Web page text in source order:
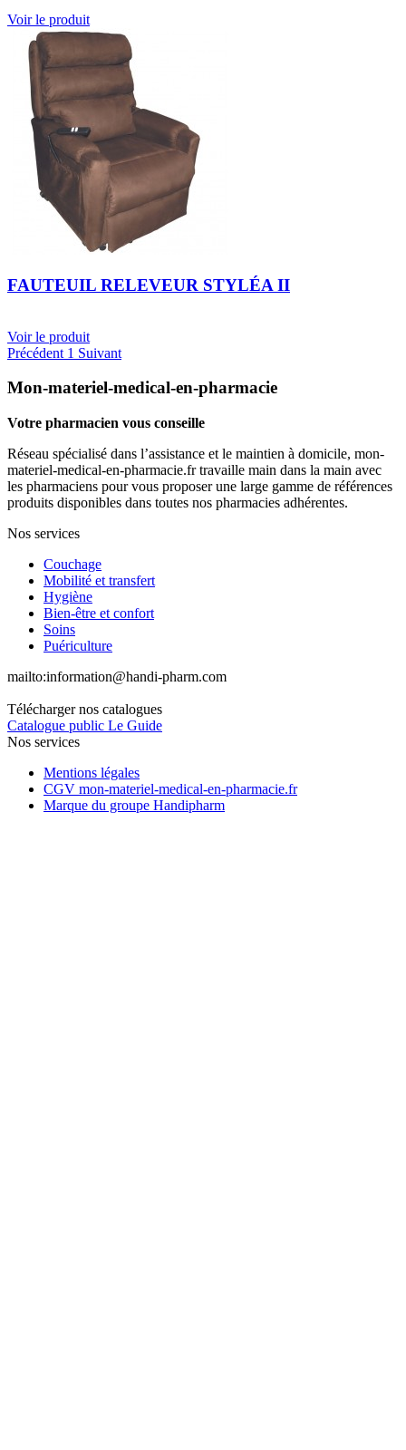
Voir le produit
FAUTEUIL RELEVEUR STYLÉA II
Voir le produit
Précédent 1 Suivant
Mon-materiel-medical-en-pharmacie
Votre pharmacien vous conseille
Réseau spécialisé dans l’assistance et le maintien à domicile, mon-
materiel-medical-en-pharmacie.fr travaille main dans la main avec
les pharmaciens pour vous proposer une large gamme de références
produits disponibles dans toutes nos pharmacies adhérentes.
Nos services
Couchage
Mobilité et transfert
Hygiène
Bien-être et confort
Soins
Puériculture
mailto:information@handi-pharm.com
Télécharger nos catalogues
Catalogue public Le Guide
Nos services
Mentions légales
CGV mon-materiel-medical-en-pharmacie.fr
Marque du groupe Handipharm